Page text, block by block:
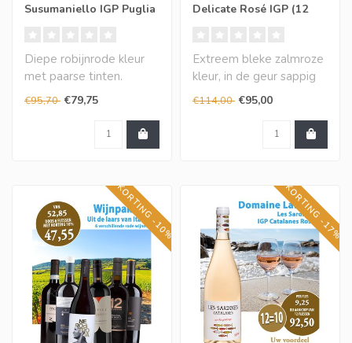
Susumaniello IGP Puglia
Diepe robijnrode kleur
met paarse tinten.
Geuren van bosbessen
€95,70 €79,75
Delicate Rosé IGP (12
Extreem bleke zalmroze
kleur, in de geur sappig
kleinrood fruit en
€114,00 €95,00
KORTING -10% KORTING -17%